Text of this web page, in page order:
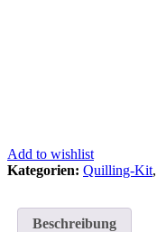
Add to wishlist
Kategorien: Quilling-Kit,
Beschreibung